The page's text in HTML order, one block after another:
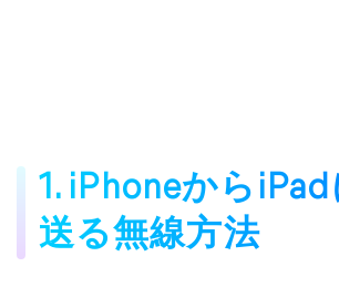
1. iPhoneから
送る無線方法